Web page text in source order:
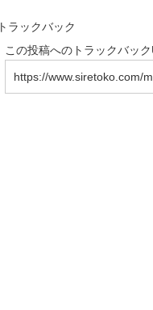
トラックバック
この投稿へのトラックバッ
https://www.siretoko.com/